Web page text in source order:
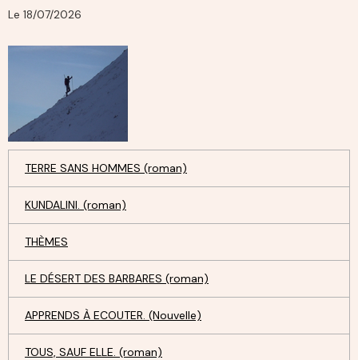
Le 18/07/2026
TERRE SANS HOMMES (roman)
KUNDALINI. (roman)
THÈMES
LE DÉSERT DES BARBARES (roman)
APPRENDS À ECOUTER. (Nouvelle)
TOUS, SAUF ELLE. (roman)